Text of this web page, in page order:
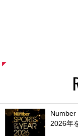
Number
2026年